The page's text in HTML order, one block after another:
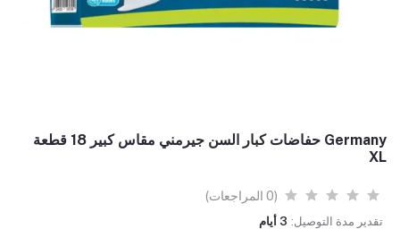
Germany حفاضات كبار السن جيرمني مقاس كبير 18 قطعة
XL
(0 المراجعات)
تقدير مدة التوصيل: 3 أيام